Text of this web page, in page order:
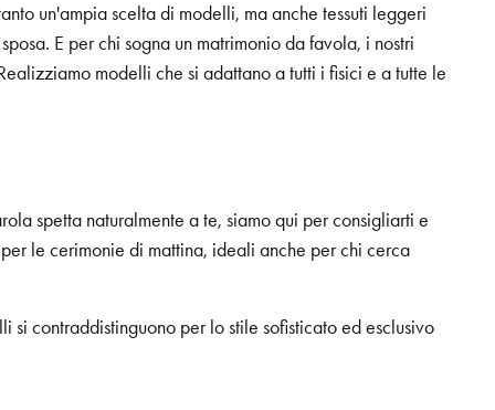
un'ampia scelta di modelli, ma anche tessuti leggeri
E per chi sogna un matrimonio da favola, i nostri
modelli che si adattano a tutti i fisici e a tutte le
spetta naturalmente a te, siamo qui per consigliarti e
le cerimonie di mattina, ideali anche per chi cerca
contraddistinguono per lo stile sofisticato ed esclusivo